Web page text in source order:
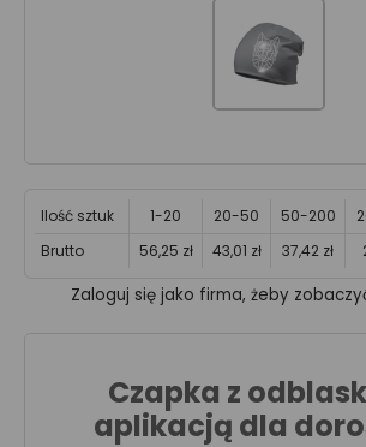
Ilość sztuk 1-20 20-50 50-200
Brutto
56,25 zł 43,01 zł 37,42 zł
Zaloguj się jako firma, żeby
Czapka z
aplikacją dla